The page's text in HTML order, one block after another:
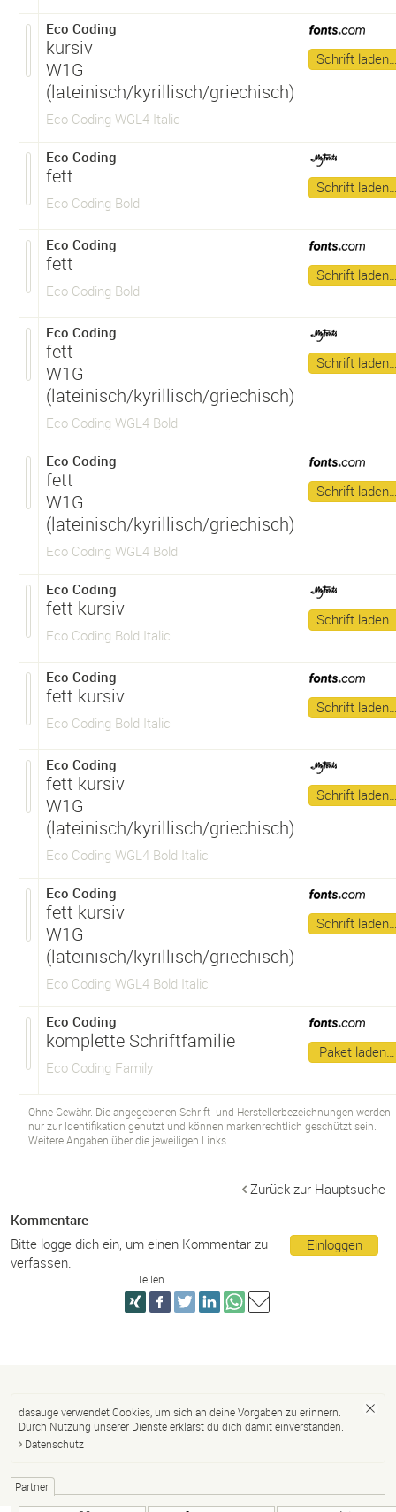
Eco Coding
kursiv
W1G
(lateinisch/kyrillisch/griechisch)
Eco Coding WGL4 Italic
Schrift
Eco Coding
fett
Eco Coding Bold
Schrift
Eco Coding
fett
Eco Coding Bold
Schrift
Eco Coding
fett
W1G
(lateinisch/kyrillisch/griechisch)
Eco Coding WGL4 Bold
Schrift
Eco Coding
fett
W1G
(lateinisch/kyrillisch/griechisch)
Eco Coding WGL4 Bold
Schrift
Eco Coding
fett kursiv
Eco Coding Bold Italic
Schrift
Eco Coding
fett kursiv
Eco Coding Bold Italic
Schrift
Eco Coding
fett kursiv
W1G
(lateinisch/kyrillisch/griechisch)
Eco Coding WGL4 Bold Italic
Schrift
Eco Coding
fett kursiv
W1G
(lateinisch/kyrillisch/griechisch)
Eco Coding WGL4 Bold Italic
Schrift
Eco Coding
komplette Schriftfamilie
Eco Coding Family
Paket laden…
Ohne Gewähr. Die angegebenen Schrift- und Herstellerbezeichnungen werden
nur zur Identifikation genutzt und können markenrechtlich geschützt sein.
Weitere Angaben über die jeweiligen Links.
Zurück zur Hauptsuche
Kommentare
Einloggen
Bitte logge dich ein, um einen Kommentar zu
verfassen.
Teilen
dasauge verwendet Cookies, um sich an deine Vorgaben zu erinnern.
Durch Nutzung unserer Dienste erklärst du dich damit einverstanden.
Datenschutz
Partner